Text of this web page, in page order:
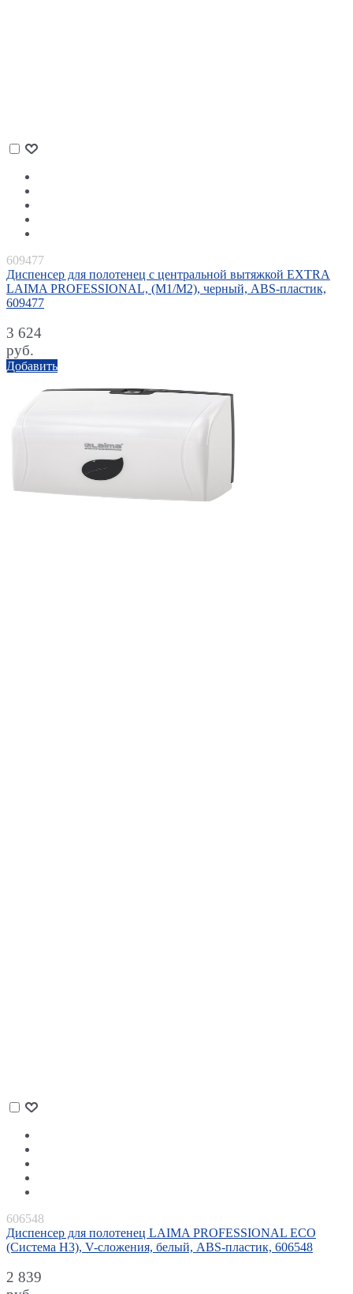
609477
Диспенсер для полотенец с центральной вытяжкой EXTRA
LAIMA PROFESSIONAL, (M1/M2), черный, ABS-пластик,
609477
3 624
руб.
Добавить
606548
Диспенсер для полотенец LAIMA PROFESSIONAL ECO
(Система H3), V-сложения, белый, ABS-пластик, 606548
2 839